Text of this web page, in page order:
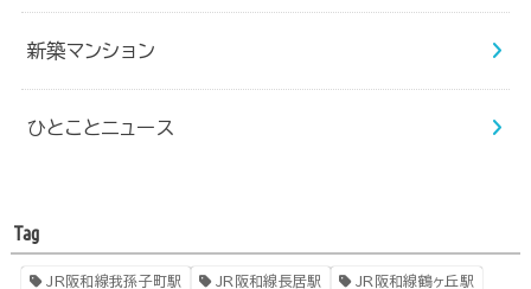
新築マンション
ひとことニュース
Tag
JR阪和線我孫子町駅 JR阪和線長居駅 JR阪和線鶴ヶ丘駅